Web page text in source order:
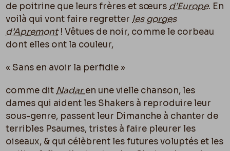
de poitrine que leurs frères et sœurs d’Europe. En
voilà qui vont faire regretter les gorges
d’Apremont! Vêtues de noir, comme le corbeau
dont elles ont la couleur,
« Sans en avoir la perfidie »
comme dit Nadaren une vielle chanson, les
dames qui aident les Shakers à reproduire leur
sous-genre, passent leur Dimanche à chanter de
terribles Psaumes, tristes à faire pleurer les
oiseaux, & qui célèbrent les futures voluptés et les